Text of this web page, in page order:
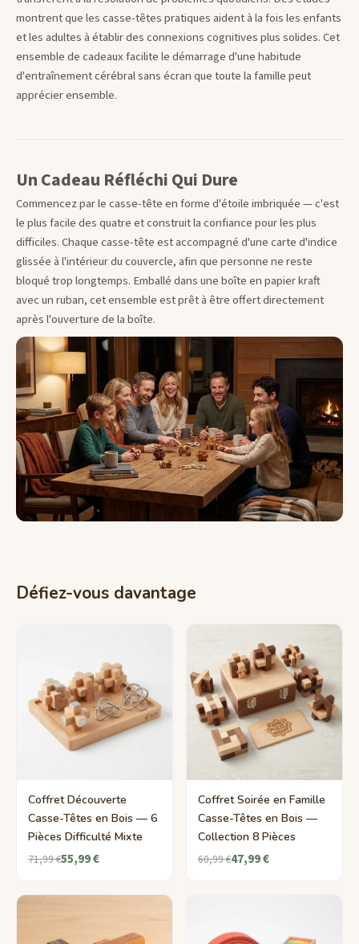
montrent que les casse-têtes pratiques aident à la fois les enfants
et les adultes à établir des connexions cognitives plus solides. Cet
ensemble de cadeaux facilite le démarrage d'une habitude
d'entraînement cérébral sans écran que toute la famille peut
apprécier ensemble.
Un Cadeau Réfléchi Qui Dure
Commencez par le casse-tête en forme d'étoile imbriquée — c'est
le plus facile des quatre et construit la confiance pour les plus
difficiles. Chaque casse-tête est accompagné d'une carte d'indice
glissée à l'intérieur du couvercle, afin que personne ne reste
bloqué trop longtemps. Emballé dans une boîte en papier kraft
avec un ruban, cet ensemble est prêt à être offert directement
après l'ouverture de la boîte.
Défiez-vous davantage
Coffret Découverte
Casse-Têtes en Bois — 6
Pièces Difficulté Mixte
71,99 €55,99 €
Coffret Soirée en Famille
Casse-Têtes en Bois —
Collection 8 Pièces
60,99 €47,99 €